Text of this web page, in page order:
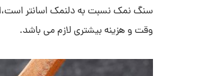
سنگ نمک نسبت به دلنمک اسانتر
وقت و هزینه بیشتری لازم می باشد.